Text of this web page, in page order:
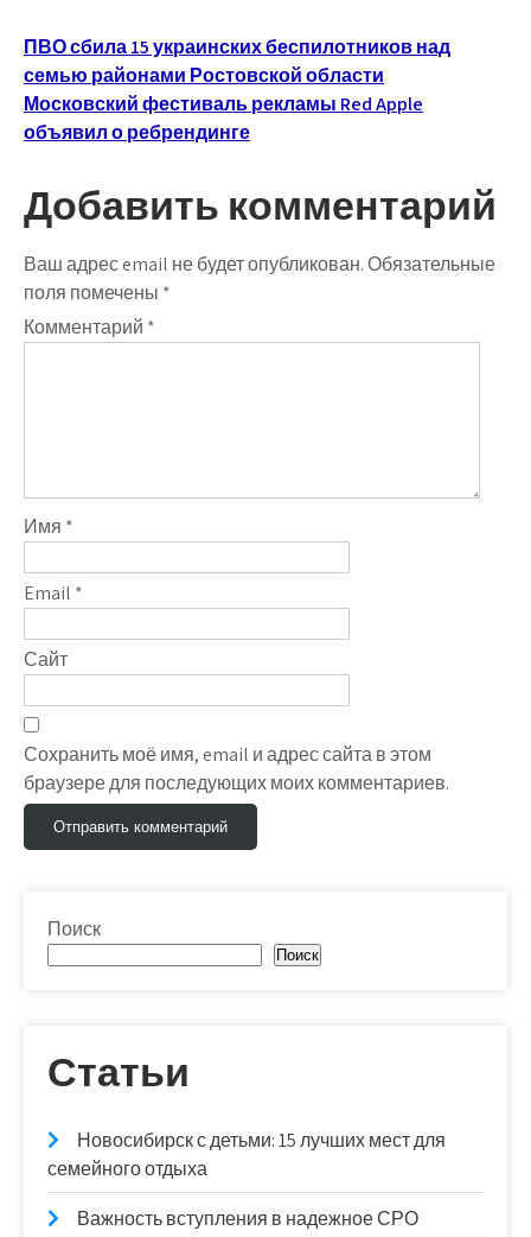
Навигация
по
записям
ПВО сбила 15 украинских беспилотников над
семью районами Ростовской области
Московский фестиваль рекламы Red Apple
объявил о ребрендинге
Добавить комментарий
Ваш адрес email не будет опубликован.Обязательные
поля помечены *
Комментарий *
Имя *
Email *
Сайт
Сохранить моё имя, email и адрес сайта в этом
браузере для последующих моих комментариев.
Поиск
Поиск
Статьи
Новосибирск с детьми: 15 лучших мест для
семейного отдыха
Важность вступления в надежное СРО